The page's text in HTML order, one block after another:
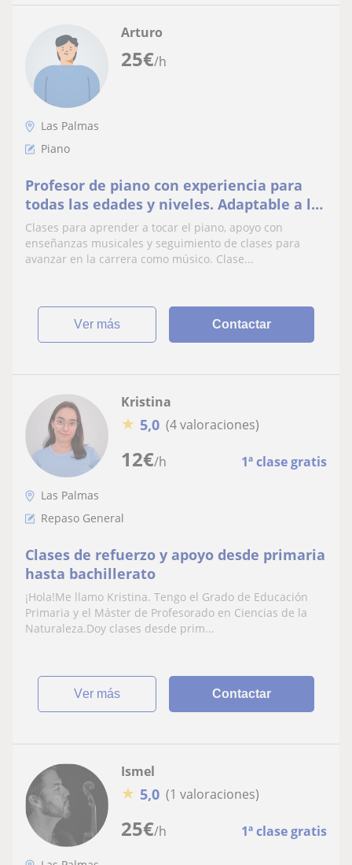
25€/h
Arturo
Las Palmas
Piano
Profesor de piano con experiencia para
todas las edades y niveles. Adaptable a los
distintos objetivos y maneras de aprender
Clases para aprender a tocar el piano, apoyo con
enseñanzas musicales y seguimiento de clases para
avanzar en la carrera como músico. Clase...
ver más Contactar
12€/h 1ª clase gratis
Kristina
★ 5,0 (4 valoraciones)
Las Palmas
Repaso General
Clases de refuerzo y apoyo desde primaria
hasta bachillerato
¡Hola!Me llamo Kristina. Tengo el Grado de Educación
Primaria y el Máster de Profesorado en Ciencias de la
Naturaleza.Doy clases desde prim...
ver más Contactar
25€/h 1ª clase gratis
Ismel
★ 5,0 (1 valoraciones)